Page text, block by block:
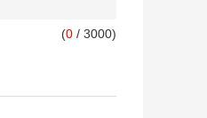
(0 / 3000)